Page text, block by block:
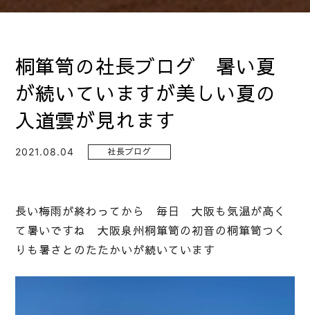
桐箪笥の社長ブログ 暑い夏
が続いていますが美しい夏の
入道雲が見れます
2021.08.04 社長ブログ
長い梅雨が終わってから 毎日 大阪も気温が高く
て暑いですね 大阪泉州桐箪笥の初音の桐箪笥つく
りも暑さとのたたかいが続いています